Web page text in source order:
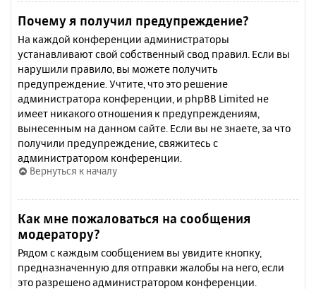
Почему я получил предупреждение?
На каждой конференции администраторы
устанавливают свой собственный свод правил. Если вы
нарушили правило, вы можете получить
предупреждение. Учтите, что это решение
администратора конференции, и phpBB Limited не
имеет никакого отношения к предупреждениям,
вынесенным на данном сайте. Если вы не знаете, за что
получили предупреждение, свяжитесь с
администратором конференции.
Вернуться к началу
Как мне пожаловаться на сообщения
модератору?
Рядом с каждым сообщением вы увидите кнопку,
предназначенную для отправки жалобы на него, если
это разрешено администратором конференции.